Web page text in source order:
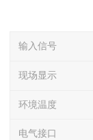
输入信号
现场显示
环境温度
电气接口